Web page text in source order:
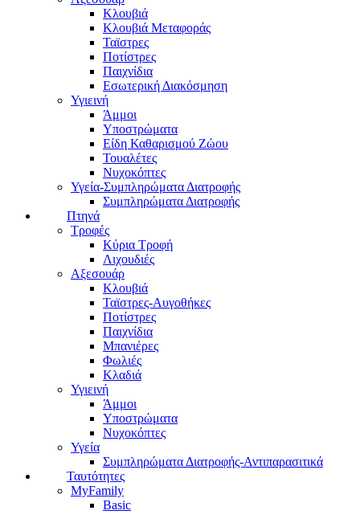
Κλουβιά
Κλουβιά Μεταφοράς
Ταϊστρες
Ποτίστρες
Παιχνίδια
Εσωτερική Διακόσμηση
Υγιεινή
Άμμοι
Υποστρώματα
Είδη Καθαρισμού Ζώου
Τουαλέτες
Νυχοκόπτες
Υγεία-Συμπληρώματα Διατροφής
Συμπληρώματα Διατροφής
Πτηνά
Τροφές
Κύρια Τροφή
Λιχουδιές
Αξεσουάρ
Κλουβιά
Ταϊστρες-Αυγοθήκες
Ποτίστρες
Παιχνίδια
Μπανιέρες
Φωλιές
Κλαδιά
Υγιεινή
Άμμοι
Υποστρώματα
Νυχοκόπτες
Υγεία
Συμπληρώματα Διατροφής-Αντιπαρασιτικά
Ταυτότητες
MyFamily
Basic